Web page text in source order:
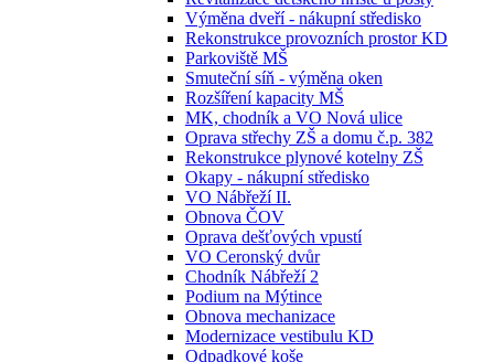
Výměna dveří - nákupní středisko
Rekonstrukce provozních prostor KD
Parkoviště MŠ
Smuteční síň - výměna oken
Rozšíření kapacity MŠ
MK, chodník a VO Nová ulice
Oprava střechy ZŠ a domu č.p. 382
Rekonstrukce plynové kotelny ZŠ
Okapy - nákupní středisko
VO Nábřeží II.
Obnova ČOV
Oprava dešťových vpustí
VO Ceronský dvůr
Chodník Nábřeží 2
Podium na Mýtince
Obnova mechanizace
Modernizace vestibulu KD
Odpadkové koše